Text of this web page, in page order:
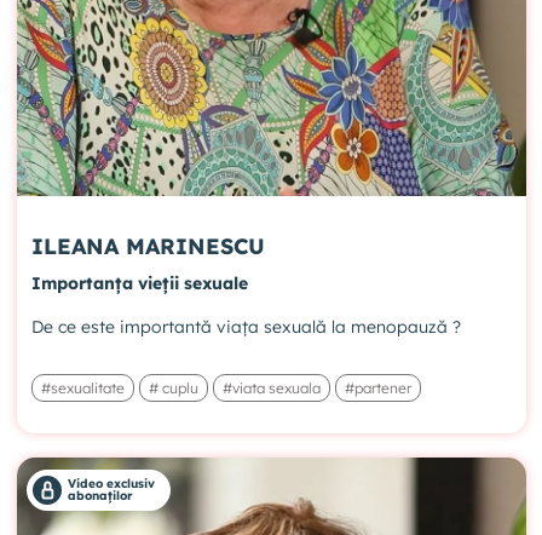
ILEANA MARINESCU
Importanța vieții sexuale
De ce este importantă viața sexuală la menopauză ?
#sexualitate # cuplu #viata sexuala #partener
Video exclusiv
abonaților